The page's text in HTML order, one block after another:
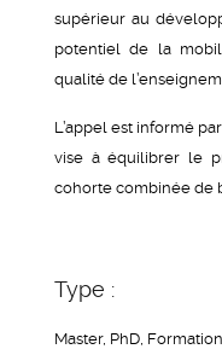
supérieur au
potentiel de la
qualité de
L’appel est informé
vise à équilibrer le
cohorte combinée de
Type :
Master, PhD, Formation